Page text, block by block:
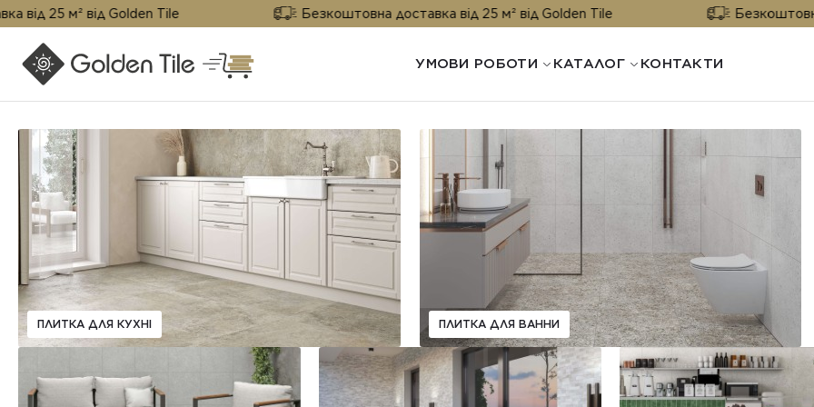
м² від Golden Tile Безкоштовна доставка від 25 м² від Golden Tile Безкоштовна
УМОВИ РОБОТИ КАТАЛОГ КОНТАКТИ
ПЛИТКА ДЛЯ КУХНІ ПЛИТКА ДЛЯ ВАННИ